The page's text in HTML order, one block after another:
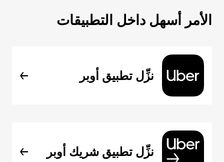
الأمر أسهل داخل التطبيقات
نزِّل تطبيق أوبر
نزِّل تطبيق شريك أوبر